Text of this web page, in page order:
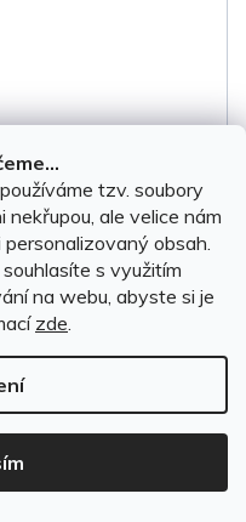
tzv. soubory
ale velice nám
obsah.
souhlasíte s využitím
na webu, abyste si je
zde.
2025 (+zadní)